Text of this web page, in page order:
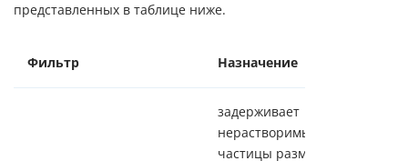
представленных в таблице ниже.
Фильтр Назначение
задерживает
нерастворимые
частицы размером